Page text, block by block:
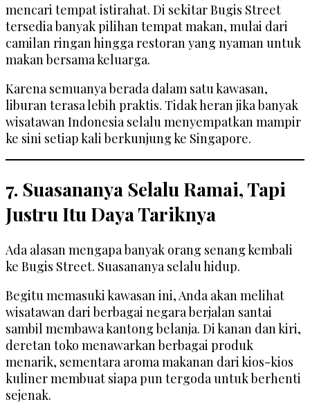
mencari tempat istirahat. Di sekitar Bugis Street
tersedia banyak pilihan tempat makan, mulai dari
camilan ringan hingga restoran yang nyaman untuk
makan bersama keluarga.
Karena semuanya berada dalam satu kawasan,
liburan terasa lebih praktis. Tidak heran jika banyak
wisatawan Indonesia selalu menyempatkan mampir
ke sini setiap kali berkunjung ke Singapore.
7. Suasananya Selalu Ramai, Tapi
Justru Itu Daya Tariknya
Ada alasan mengapa banyak orang senang kembali
ke Bugis Street. Suasananya selalu hidup.
Begitu memasuki kawasan ini, Anda akan melihat
wisatawan dari berbagai negara berjalan santai
sambil membawa kantong belanja. Di kanan dan kiri,
deretan toko menawarkan berbagai produk
menarik, sementara aroma makanan dari kios-kios
kuliner membuat siapa pun tergoda untuk berhenti
sejenak.